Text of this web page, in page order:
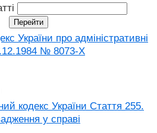
України про адміністративні
№ 8073-X
кодекс України Стаття 255.
у справі